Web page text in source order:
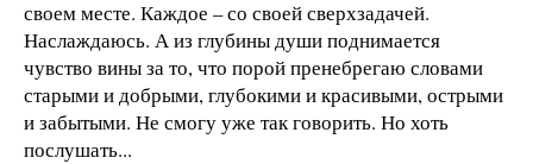
своем месте. Каждое – со своей сверхзадачей.
Наслаждаюсь. А из глубины души поднимается
чувство вины за то, что порой пренебрегаю словами
старыми и добрыми, глубокими и красивыми, острыми
и забытыми. Не смогу уже так говорить. Но хоть
послушать...